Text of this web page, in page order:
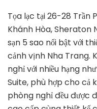
Tọa lạc tại 26-28 Trần
Khánh Hòa, Sheraton
sạn 5 sao nổi bật với
cảnh vịnh Nha Trang.
nghỉ với nhiều hạng
Suite, phù hợp cho cả
phòng nghỉ đều được